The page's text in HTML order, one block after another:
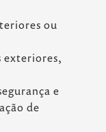
ou
exteriores,
e
de